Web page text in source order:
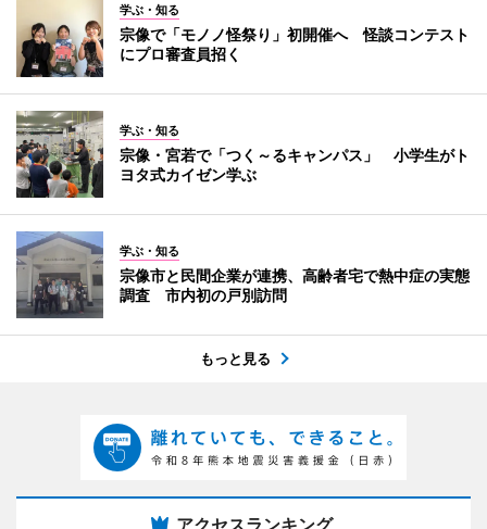
学ぶ・知る
宗像で「モノノ怪祭り」初開催へ 怪談コンテスト
にプロ審査員招く
学ぶ・知る
宗像・宮若で「つく～るキャンパス」 小学生がト
ヨタ式カイゼン学ぶ
学ぶ・知る
宗像市と民間企業が連携、高齢者宅で熱中症の実態
調査 市内初の戸別訪問
もっと見る
アクセスランキング